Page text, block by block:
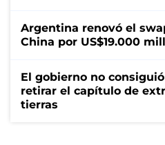
Argentina renovó el
China por US$19.000
El gobierno no
retirar el capítulo de
tierras